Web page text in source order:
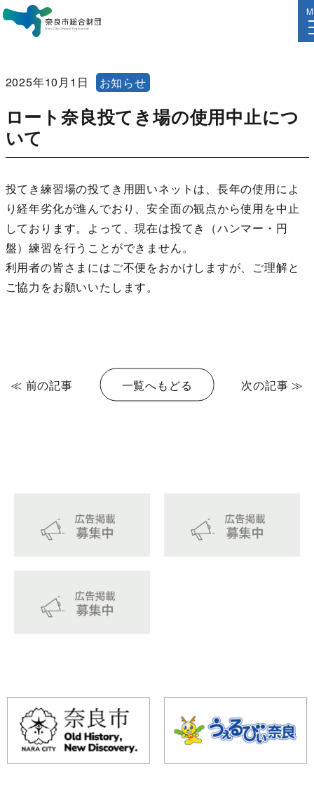
2025年10月1日 お知らせ
ロート奈良投てき場の使用中止につ
いて
投てき練習場の投てき用囲いネットは、長年の使用によ
り経年劣化が進んでおり、安全面の観点から使用を中止
しております。よって、現在は投てき（ハンマー・円
盤）練習を行うことができません。
利用者の皆さまにはご不便をおかけしますが、ご理解と
ご協力をお願いいたします。
≪ 前の記事 一覧へもどる 次の記事 ≫